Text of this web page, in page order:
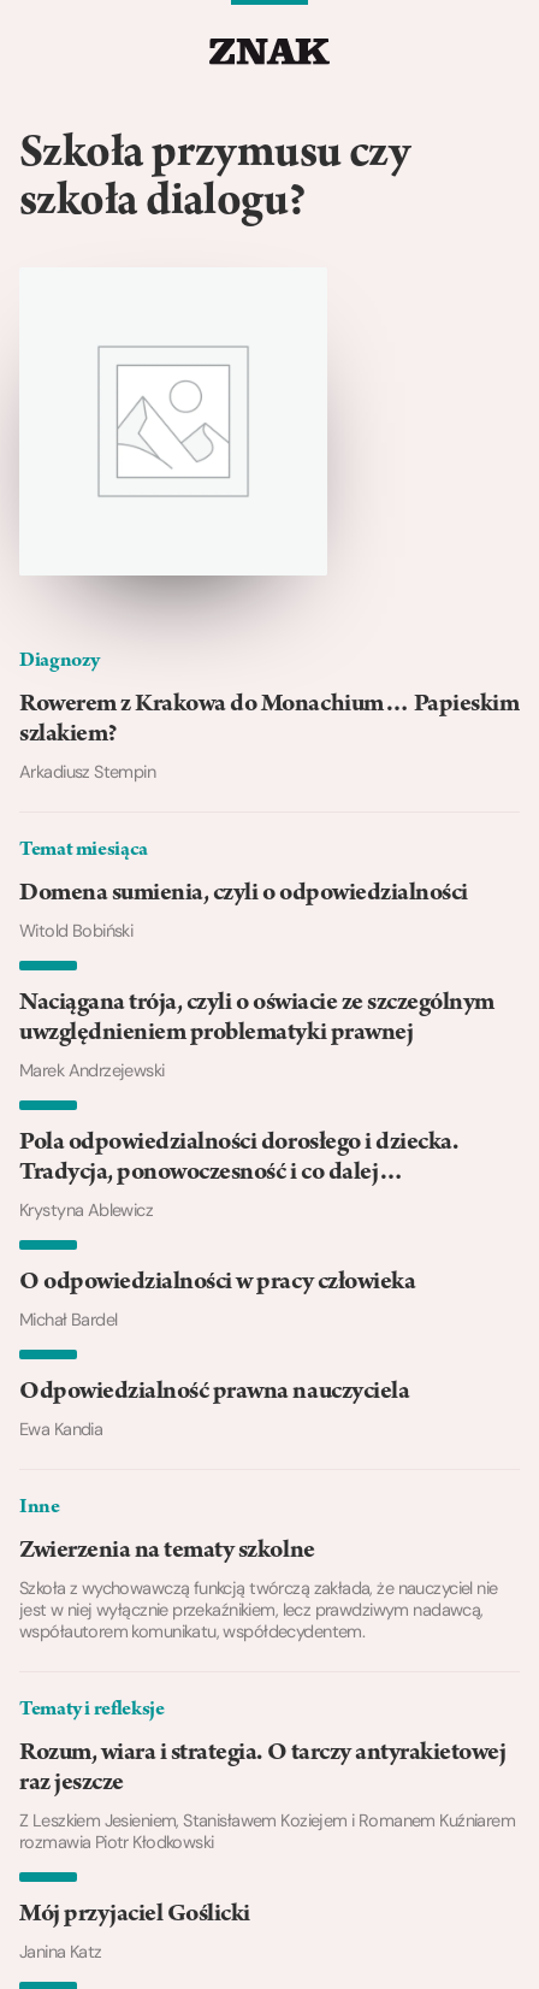
Szkoła przymusu czy
szkoła dialogu?
Diagnozy
Rowerem z Krakowa do Monachium… Papieskim
szlakiem?
Arkadiusz Stempin
Temat miesiąca
Domena sumienia, czyli o odpowiedzialności
Witold Bobiński
Naciągana trója, czyli o oświacie ze szczególnym
uwzględnieniem problematyki prawnej
Marek Andrzejewski
Pola odpowiedzialności dorosłego i dziecka.
Tradycja, ponowoczesność i co dalej…
Krystyna Ablewicz
O odpowiedzialności w pracy człowieka
Michał Bardel
Odpowiedzialność prawna nauczyciela
Ewa Kandia
Inne
Zwierzenia na tematy szkolne
Szkoła z wychowawczą funkcją twórczą zakłada, że nauczyciel nie
jest w niej wyłącznie przekaźnikiem, lecz prawdziwym nadawcą,
współautorem komunikatu, współdecydentem.
Tematy i refleksje
Rozum, wiara i strategia. O tarczy antyrakietowej
raz jeszcze
Z Leszkiem Jesieniem, Stanisławem Koziejem i Romanem Kuźniarem
rozmawia Piotr Kłodkowski
Mój przyjaciel Goślicki
Janina Katz